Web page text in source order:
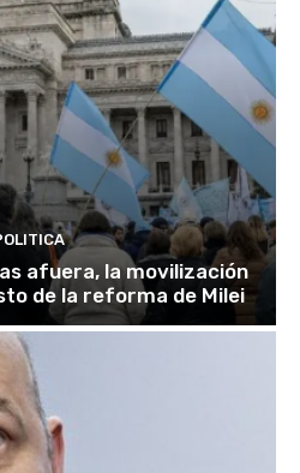
afuera, la movilización
de la reforma de Milei